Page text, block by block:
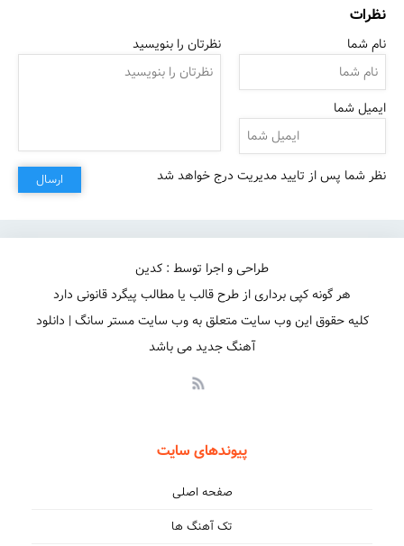
نظرات
نام شما
ایمیل شما
نظرتان را بنویسید
نظر شما پس از تایید مدیریت درج خواهد شد ارسال
طراحی و اجرا توسط : کدین
هر گونه کپی برداری از طرح قالب یا مطالب پیگرد قانونی دارد
کلیه حقوق این وب سایت متعلق به وب سایت مستر سانگ | دانلود
آهنگ جدید می باشد
پیوندهای سایت
صفحه اصلی
تک آهنگ ها